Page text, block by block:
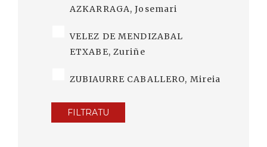
AZKARRAGA, Josemari
VELEZ DE MENDIZABAL
ETXABE, Zuriñe
ZUBIAURRE CABALLERO, Mireia
FILTRATU